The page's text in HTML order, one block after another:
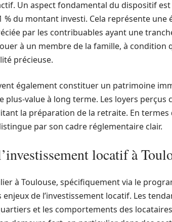
Un aspect fondamental du dispositif
% du montant investi. Cela représente une
par les contribuables ayant une
à un membre de la famille, à condition
précieuse.
également constituer un patrimoine
plus-value à long terme. Les loyers
la préparation de la retraite. En termes
par son cadre réglementaire clair.
locatif à
à Toulouse, spécifiquement via le
de l’investissement locatif. Les
et les comportements des